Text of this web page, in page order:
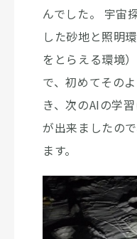
んでした。 宇宙
した砂地と照明
をとらえる環境
で、初めてその
き、次のAIの学
が出来ましたの
ます。